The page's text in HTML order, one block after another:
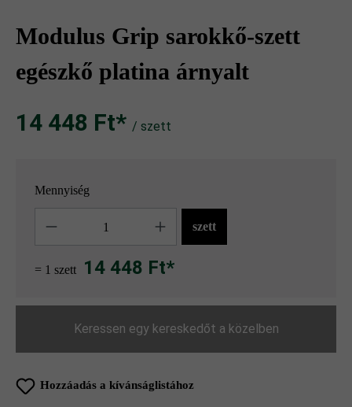
Modulus Grip sarokkő-szett
egészkő platina árnyalt
14 448 Ft‎‎‎* / szett
Mennyiség
szett
= 1 szett 14 448 Ft*
Keressen egy kereskedőt a közelben
Hozzáadás a kívánságlistához